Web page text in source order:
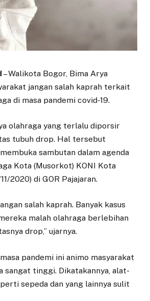
– Walikota Bogor, Bima Arya
jangan salah kaprah terkait
di masa pandemi covid-19.
olahraga yang terlalu diporsir
tubuh drop. Hal tersebut
sambutan dalam agenda
Kota (Musorkot) KONI Kota
2020) di GOR Pajajaran.
salah kaprah. Banyak kasus
malah olahraga berlebihan
drop,” ujarnya.
pandemi ini animo masyarakat
sangat tinggi. Dikatakannya, alat-
sepeda dan yang lainnya sulit